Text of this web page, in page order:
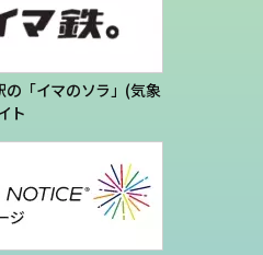
「イマのソラ」(気象
ト